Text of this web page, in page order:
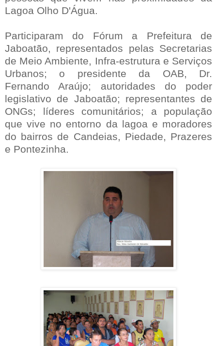
Lagoa Olho D'Água.
Participaram do Fórum a Prefeitura de
Jaboatão, representados pelas Secretarias
de Meio Ambiente, Infra-estrutura e Serviços
Urbanos; o presidente da OAB, Dr.
Fernando Araújo; autoridades do poder
legislativo de Jaboatão; representantes de
ONGs; líderes comunitários; a população
que vive no entorno da lagoa e moradores
do bairros de Candeias, Piedade, Prazeres
e Pontezinha.